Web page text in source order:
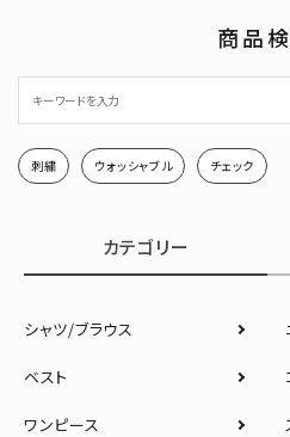
商品
刺繍 ウォッシャブル チェック
カテゴリー
シャツ/ブラウス
ベスト
ワンピース